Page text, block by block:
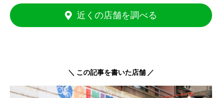
近くの店舗を調べる
＼ この記事を書いた店舗 ／